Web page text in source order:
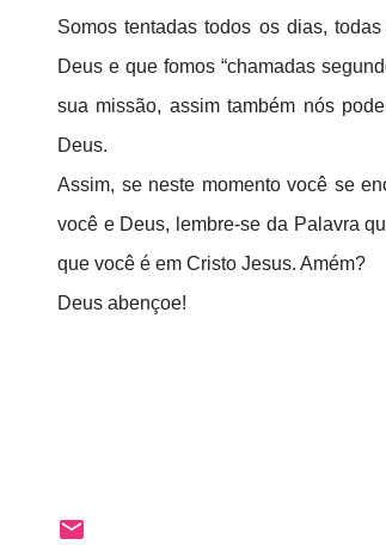
Somos tentadas todos os dias,
Deus e que fomos “chamadas
sua missão, assim também nós
Deus.
Assim, se neste momento você se
você e Deus, lembre-se da Palavra
que você é em Cristo Jesus. Amém?
Deus abençoe!